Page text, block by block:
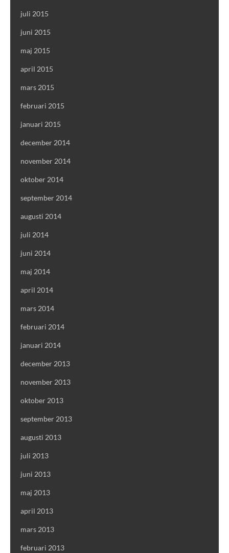
juli 2015
juni 2015
maj 2015
april 2015
mars 2015
februari 2015
januari 2015
december 2014
november 2014
oktober 2014
september 2014
augusti 2014
juli 2014
juni 2014
maj 2014
april 2014
mars 2014
februari 2014
januari 2014
december 2013
november 2013
oktober 2013
september 2013
augusti 2013
juli 2013
juni 2013
maj 2013
april 2013
mars 2013
februari 2013